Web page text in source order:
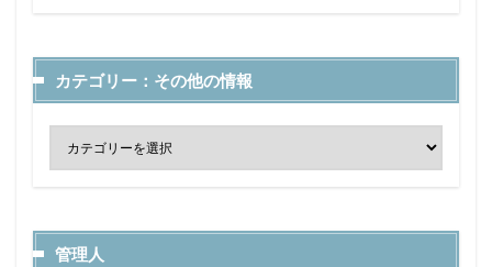
カテゴリー：その他の情報
管理人